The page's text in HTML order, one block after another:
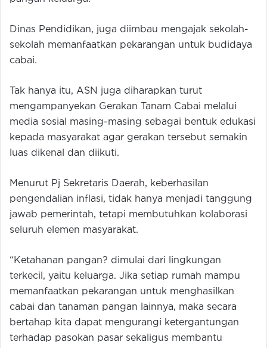
Dinas Pendidikan, juga diimbau mengajak sekolah-
sekolah memanfaatkan pekarangan untuk budidaya
cabai.
Tak hanya itu, ASN juga diharapkan turut
mengampanyekan Gerakan Tanam Cabai melalui
media sosial masing-masing sebagai bentuk edukasi
kepada masyarakat agar gerakan tersebut semakin
luas dikenal dan diikuti.
Menurut Pj Sekretaris Daerah, keberhasilan
pengendalian inflasi, tidak hanya menjadi tanggung
jawab pemerintah, tetapi membutuhkan kolaborasi
seluruh elemen masyarakat.
“Ketahanan pangan? dimulai dari lingkungan
terkecil, yaitu keluarga. Jika setiap rumah mampu
memanfaatkan pekarangan untuk menghasilkan
cabai dan tanaman pangan lainnya, maka secara
bertahap kita dapat mengurangi ketergantungan
terhadap pasokan pasar sekaligus membantu